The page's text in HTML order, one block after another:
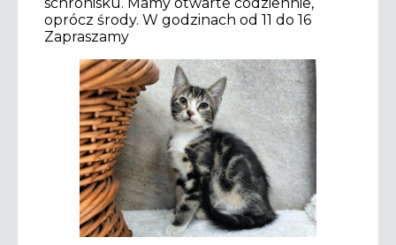
oprócz środy. W godzinach od 11 do 16
Zapraszamy